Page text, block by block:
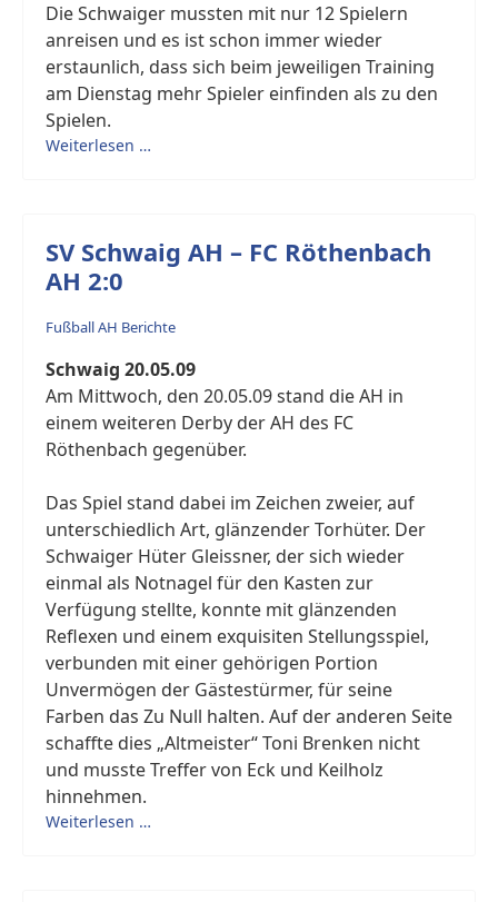
Die Schwaiger mussten mit nur 12 Spielern
anreisen und es ist schon immer wieder
erstaunlich, dass sich beim jeweiligen Training
am Dienstag mehr Spieler einfinden als zu den
Spielen.
Weiterlesen …
SV Schwaig AH – FC Röthenbach
AH 2:0
Fußball AH Berichte
Schwaig 20.05.09
Am Mittwoch, den 20.05.09 stand die AH in
einem weiteren Derby der AH des FC
Röthenbach gegenüber.
Das Spiel stand dabei im Zeichen zweier, auf
unterschiedlich Art, glänzender Torhüter. Der
Schwaiger Hüter Gleissner, der sich wieder
einmal als Notnagel für den Kasten zur
Verfügung stellte, konnte mit glänzenden
Reflexen und einem exquisiten Stellungsspiel,
verbunden mit einer gehörigen Portion
Unvermögen der Gästestürmer, für seine
Farben das Zu Null halten. Auf der anderen Seite
schaffte dies „Altmeister“ Toni Brenken nicht
und musste Treffer von Eck und Keilholz
hinnehmen.
Weiterlesen …